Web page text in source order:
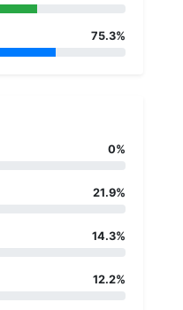
75.3%
0%
21.9%
14.3%
12.2%